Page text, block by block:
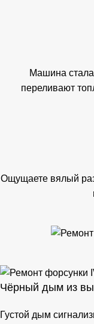
Машина
переливают
Ощущаете вялый
Чёрный дым из
Густой дым